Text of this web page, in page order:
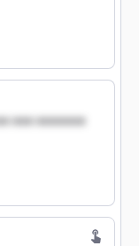
xxx xxxxxxx